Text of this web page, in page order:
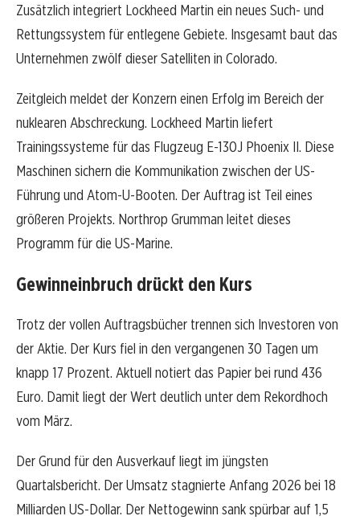
Zusätzlich integriert Lockheed Martin ein neues Such- und
Rettungssystem für entlegene Gebiete. Insgesamt baut das
Unternehmen zwölf dieser Satelliten in Colorado.
Zeitgleich meldet der Konzern einen Erfolg im Bereich der
nuklearen Abschreckung. Lockheed Martin liefert
Trainingssysteme für das Flugzeug E-130J Phoenix II. Diese
Maschinen sichern die Kommunikation zwischen der US-
Führung und Atom-U-Booten. Der Auftrag ist Teil eines
größeren Projekts. Northrop Grumman leitet dieses
Programm für die US-Marine.
Gewinneinbruch drückt den Kurs
Trotz der vollen Auftragsbücher trennen sich Investoren von
der Aktie. Der Kurs fiel in den vergangenen 30 Tagen um
knapp 17 Prozent. Aktuell notiert das Papier bei rund 436
Euro. Damit liegt der Wert deutlich unter dem Rekordhoch
vom März.
Der Grund für den Ausverkauf liegt im jüngsten
Quartalsbericht. Der Umsatz stagnierte Anfang 2026 bei 18
Milliarden US-Dollar. Der Nettogewinn sank spürbar auf 1,5